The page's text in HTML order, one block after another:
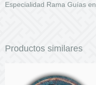
Especialidad Rama Guías
Productos similares